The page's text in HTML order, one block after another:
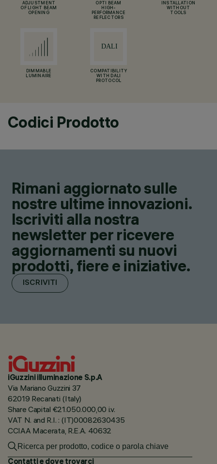
ADJUSTMENT
OF LIGHT BEAM
OPENING
OPTI BEAM
HIGH-
PERFORMANCE
REFLECTORS
INSTALLATION
WITHOUT
TOOLS
DIMMABLE
LUMINAIRE
COMPATIBILITY
WITH DALI
PROTOCOL
Codici Prodotto
Rimani aggiornato sulle
nostre ultime innovazioni.
Iscriviti alla nostra
newsletter per ricevere
aggiornamenti su nuovi
prodotti, fiere e iniziative.
ISCRIVITI
iGuzzini illuminazione S.p.A
Via Mariano Guzzini 37
62019 Recanati (Italy)
Share Capital €21.050.000,00 i.v.
VAT N. and R.I. : (IT)00082630435
CCIAA Macerata, R.E.A. 40632
Contatti e dove trovarci